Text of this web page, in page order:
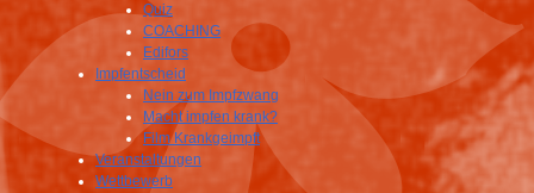
Quiz
COACHING
Edifors
Impfentscheid
Nein zum Impfzwang
Macht impfen krank?
Film Krankgeimpft
Veranstaltungen
Wettbewerb